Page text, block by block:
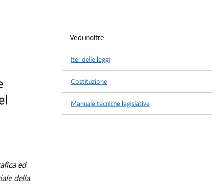
ed
della
Vedi inoltre
Iter delle leggi
Costituzione
Manuale tecniche legislative